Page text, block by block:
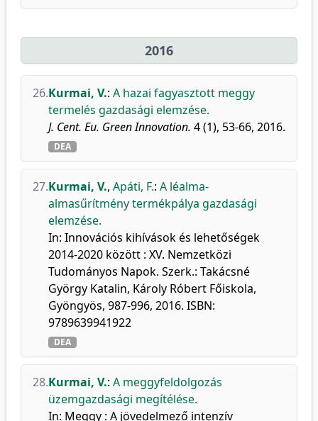
2016
26.Kurmai, V.: A hazai fagyasztott meggy
termelés gazdasági elemzése.
J. Cent. Eu. Green Innovation. 4 (1), 53-66, 2016.
DEA
27.Kurmai, V., Apáti, F.: A léalma-
almasűrítmény termékpálya gazdasági
elemzése.
In: Innovációs kihívások és lehetőségek
2014-2020 között : XV. Nemzetközi
Tudományos Napok. Szerk.: Takácsné
György Katalin, Károly Róbert Főiskola,
Gyöngyös, 987-996, 2016. ISBN:
9789639941922
DEA
28.Kurmai, V.: A meggyfeldolgozás
üzemgazdasági megítélése.
In: Meggy : A jövedelmező intenzív